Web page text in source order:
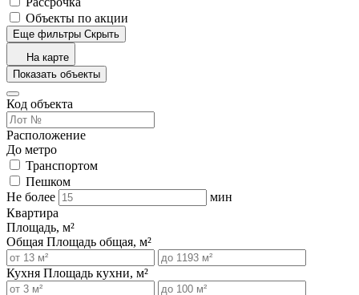
Объекты по акции
Еще фильтры Скрыть
На карте
Показать объекты
Код объекта
Расположение
До метро
Транспортом
Пешком
Не более
мин
Квартира
Площадь, м²
Общая Площадь общая, м²
Кухня Площадь кухни, м²